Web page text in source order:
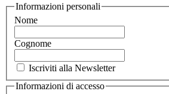
Informazioni personali
Nome
Cognome
Iscriviti alla Newsletter
Informazioni di accesso